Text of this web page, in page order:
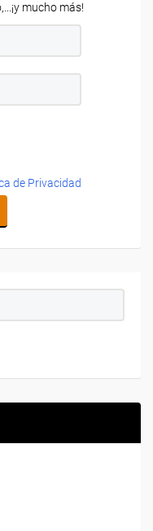
mucho más!
de Privacidad